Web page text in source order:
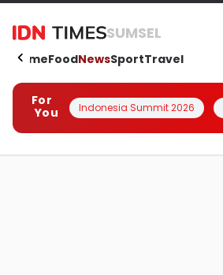
SUMSEL
HomeFoodNewsSportTravel
For
You
Indonesia Summit 2026